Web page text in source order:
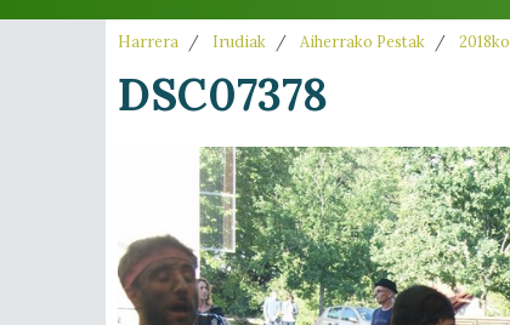
Harrera Irudiak Aiherrako Pestak
DSC07378